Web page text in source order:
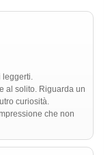
leggerti.
al solito. Riguarda un
curiosità.
che non